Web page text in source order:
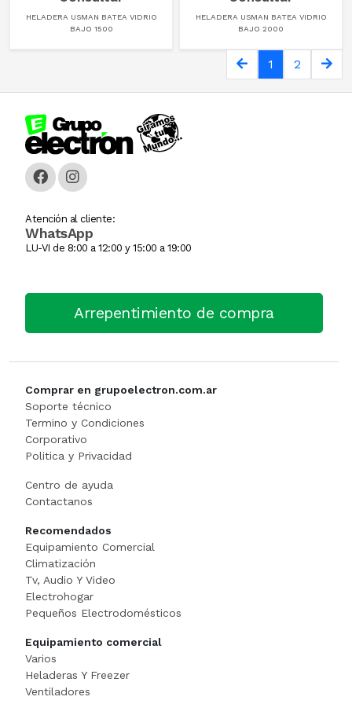
HELADERA USMAN BATEA VIDRIO
BAJO 1500
HELADERA USMAN BATEA VIDRIO
BAJO 2000
1 2
Atención al cliente:
WhatsApp
LU-VI de 8:00 a 12:00 y 15:00 a 19:00
Arrepentimiento de compra
Comprar en grupoelectron.com.ar
Soporte técnico
Termino y Condiciones
Corporativo
Politica y Privacidad
Centro de ayuda
Contactanos
Recomendados
Equipamiento Comercial
Climatización
Tv, Audio Y Video
Electrohogar
Pequeños Electrodomésticos
Equipamiento comercial
Varios
Heladeras Y Freezer
Ventiladores
Horno Industrial
IMPRESORA TIKE
Licuadora
Lomitera
Lunchonette
Mesa De Trabajo
MEZCLADORA
MICROONDA INDUSTRIAL
Minipimer
Panchera
PELADORA DE PAPA
Plancha Grill
Porta Bobinas Doble